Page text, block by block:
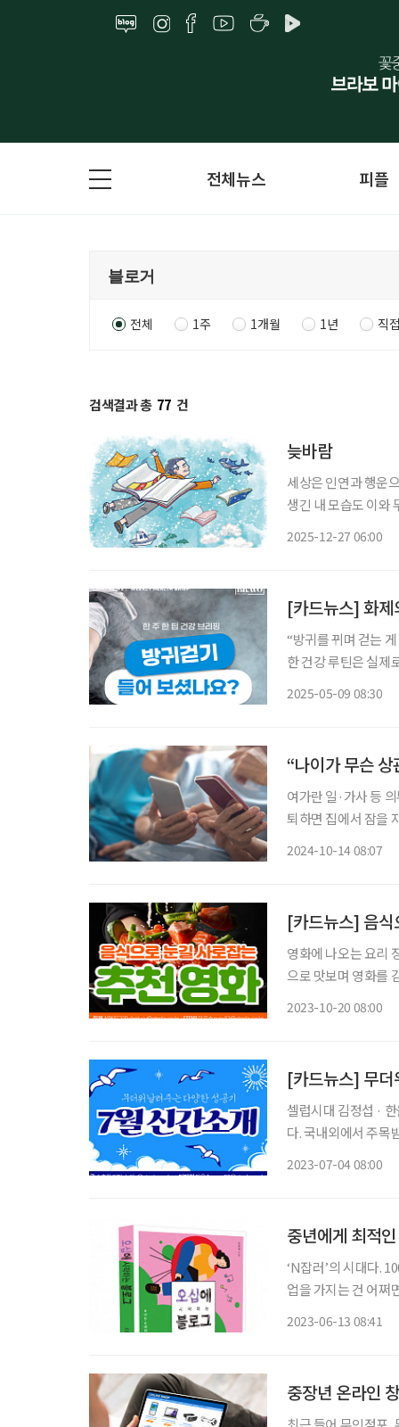
전체뉴스 피플
전체 1주 1개월 1년 직
검색결과 총 77 건
늦바람
세상은 인연과 행운
생긴 내 모습도 이와
2025-12-27 06:00
[카드뉴스] 화
“방귀를 뀌며 걷는
한 건강 루틴은 실제
2025-05-09 08:30
“나이가 무슨 상
여가란 일·가사 등
퇴하면 집에서 잠을
2024-10-14 08:07
[카드뉴스] 음식
영화에 나오는 요리 장면은 입맛을 돋
으로 맛보며 영화를 감상하자. 아메리칸 셰프(2015) 티빙, 왓챠
2023-10-20 08:00
[카드뉴스] 무더
셀럽시대 김정섭 ·
다. 국내외에서 주목
2023-07-04 08:00
중년에게 최적
‘N잡러’의 시대다.
업을 가지는 건 어쩌
2023-06-13 08:41
중장년 온라인